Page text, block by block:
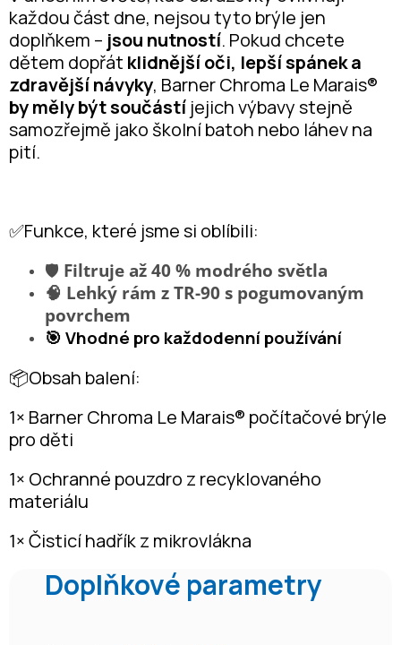
každou část dne, nejsou tyto brýle jen
doplňkem – jsou nutností. Pokud chcete
dětem dopřát klidnější oči, lepší spánek a
zdravější návyky, Barner Chroma Le Marais®
by měly být součástí jejich výbavy stejně
samozřejmě jako školní batoh nebo láhev na
pití.
✅Funkce, které jsme si oblíbili:
🛡️ Filtruje až 40 % modrého světla
🧠 Lehký rám z TR-90 s pogumovaným
povrchem
🎯 Vhodné pro každodenní používání
📦Obsah balení:
1× Barner Chroma Le Marais® počítačové brýle
pro děti
1× Ochranné pouzdro z recyklovaného
materiálu
1× Čisticí hadřík z mikrovlákna
Doplňkové parametry